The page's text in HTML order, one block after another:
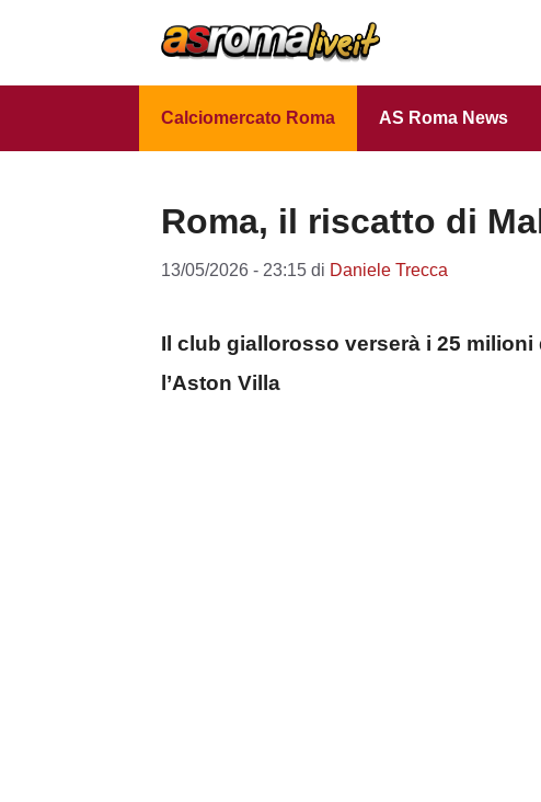
Calciomercato Roma AS Roma News
Roma, il riscatto di
13/05/2026 - 23:15 di Daniele Trecca
Il club giallorosso verserà i 25
l’Aston Villa